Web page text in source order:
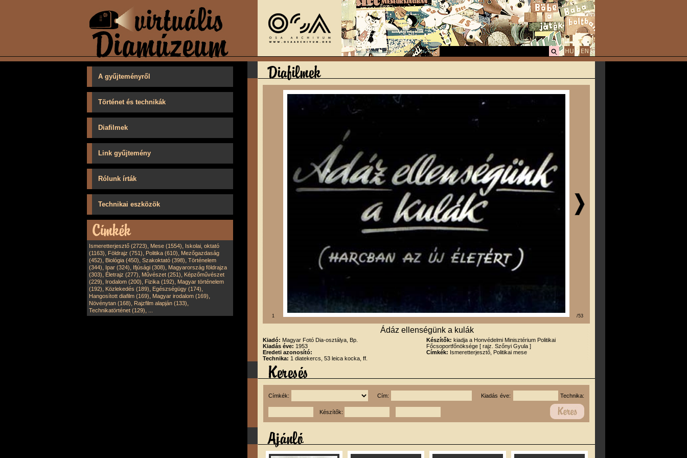
A gyűjteményről
Történet és technikák
Diafilmek
Link gyűjtemény
Rólunk írták
Technikai eszközök
Ismeretterjesztő (2723), Mese (1554), Iskolai, oktató
(1163), Földrajz (751), Politika (610), Mezőgazdaság
(452), Biológia (450), Szakoktató (398), Történelem
(344), Ipar (324), Ifjúsági (308), Magyarország földrajza
(303), Életrajz (277), Művészet (251), Képzőművészet
(229), Irodalom (200), Fizika (192), Magyar történelem
(192), Közlekedés (189), Egészségügy (174),
Hangosított diafilm (169), Magyar irodalom (169),
Növénytan (168), Rajzfilm alapján (133),
Technikatörténet (129),
1 /53
Ádáz ellenségünk a kulák
Kiadó: Magyar Fotó Dia-osztálya, Bp.
Kiadás éve: 1953
Eredeti azonosító:
Technika: 1 diatekercs, 53 leica kocka, ff.
Készítők: kiadja a Honvédelmi Minisztérium Politikai
Főcsoportfőnöksége [ rajz. Szőnyi Gyula ]
Címkék: Ismeretterjesztő, Politikai mese
Címkék: Cím: Kiadás éve: Technika:
Készítők: